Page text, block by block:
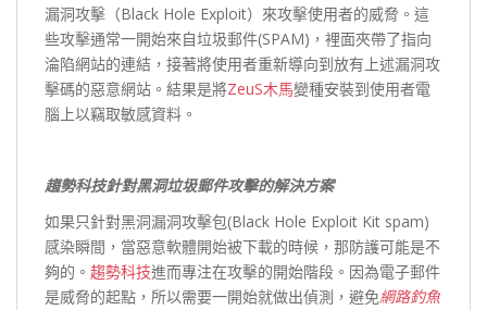
漏洞攻擊（Black Hole Exploit）來攻擊使用者的威脅。這
些攻擊通常一開始來自垃圾郵件(SPAM)，裡面夾帶了指向
淪陷網站的連結，接著將使用者重新導向到放有上述漏洞攻
擊碼的惡意網站。結果是將ZeuS木馬變種安裝到使用者電
腦上以竊取敏感資料。
趨勢科技針對黑洞垃圾郵件攻擊的解決方案
如果只針對黑洞漏洞攻擊包(Black Hole Exploit Kit spam)
感染瞬間，當惡意軟體開始被下載的時候，那防護可能是不
夠的。 趨勢科技進而專注在攻擊的開始階段。因為電子郵件
是威脅的起點，所以需要一開始就做出偵測，避免網路釣魚